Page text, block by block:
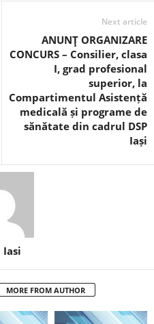
Next article
ANUNŢ ORGANIZARE
CONCURS – Consilier, clasa
I, grad profesional
superior, la
Compartimentul Asistență
medicală și programe de
sănătate din cadrul DSP
Iași
Iasi
MORE FROM AUTHOR